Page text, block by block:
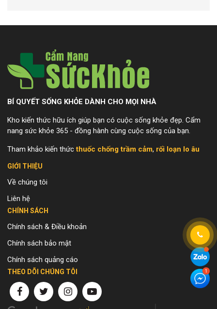
BÍ QUYẾT SỐNG KHỎE DÀNH CHO MỌI NHÀ
Kho kiến thức hữu ích giúp bạn có cuộc sống khỏe đẹp. Cẩm
nang sức khỏe 365 - đồng hành cùng cuộc sống của bạn.
Tham khảo kiến thứcthuốc chống trầm cảm, rối loạn lo âu
GIỚI THIỆU
Về chúng tôi
Liên hệ
CHÍNH SÁCH
Chính sách & Điều khoản
Chính sách bảo mật
Chính sách quảng cáo
THEO DÕI CHÚNG TÔI